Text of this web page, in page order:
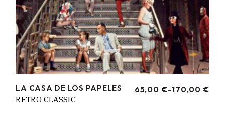
LA CASA DE LOS PAPELES 65,00 €-170,00 €
RANGO
RETRO CLASSIC